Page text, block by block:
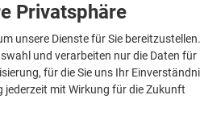
Privatsphäre
unsere Dienste für Sie
und verarbeiten nur die Daten für
für die Sie uns Ihr
jederzeit mit Wirkung für die Zukunft